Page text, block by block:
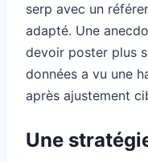
serp avec un
adapté. Une
devoir poster plus
données a vu une
après ajustement
Une